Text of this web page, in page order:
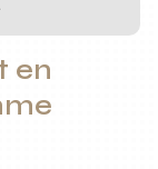
en